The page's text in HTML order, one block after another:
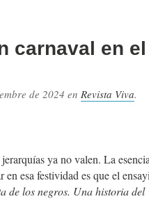
carnaval en el
de 2024 en Revista Viva.
ya no valen. La esencia
esa festividad es que el
de los negros. Una historia del